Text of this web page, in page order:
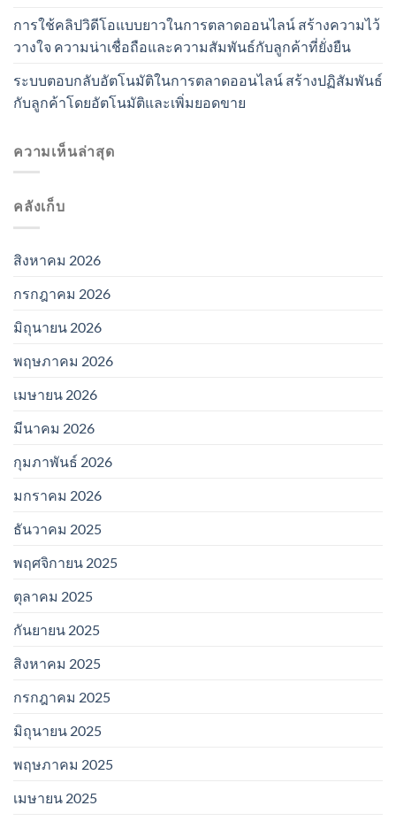
การใช้คลิปวิดีโอแบบยาวในการตลาดออนไลน์ สร้างความไว้
วางใจ ความน่าเชื่อถือและความสัมพันธ์กับลูกค้าที่ยั่งยืน
ระบบตอบกลับอัตโนมัติในการตลาดออนไลน์ สร้างปฏิสัมพันธ์
กับลูกค้าโดยอัตโนมัติและเพิ่มยอดขาย
ความเห็นล่าสุด
คลังเก็บ
สิงหาคม 2026
กรกฎาคม 2026
มิถุนายน 2026
พฤษภาคม 2026
เมษายน 2026
มีนาคม 2026
กุมภาพันธ์ 2026
มกราคม 2026
ธันวาคม 2025
พฤศจิกายน 2025
ตุลาคม 2025
กันยายน 2025
สิงหาคม 2025
กรกฎาคม 2025
มิถุนายน 2025
พฤษภาคม 2025
เมษายน 2025